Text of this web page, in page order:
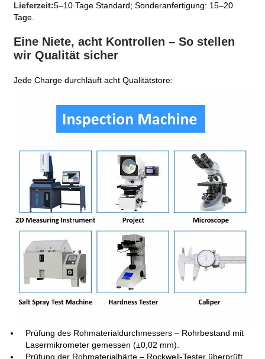
Lieferzeit:5–10 Tage Standard; Sonderanfertigung: 15–20
Tage.
Eine Niete, acht Kontrollen – So stellen
wir Qualität sicher
Jede Charge durchläuft acht Qualitätstore:
Prüfung des Rohmaterialdurchmessers – Rohrbestand mit
Lasermikrometer gemessen (±0,02 mm).
Prüfung der Rohmaterialhärte – Rockwell-Tester überprüft